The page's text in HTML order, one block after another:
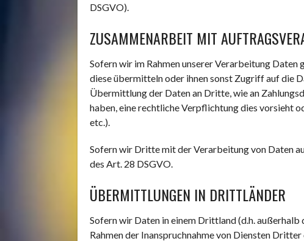
DSGVO).
ZUSAMMENARBEIT MIT
Sofern wir im Rahmen unserer Verarbeitung
diese übermitteln oder ihnen sonst Zugriff auf die
Übermittlung der Daten an Dritte, wie an
haben, eine rechtliche Verpflichtung dies vorsieht
etc.).
Sofern wir Dritte mit der Verarbeitung von Daten
des Art. 28 DSGVO.
ÜBERMITTLUNGEN IN DRITTLÄNDER
Sofern wir Daten in einem Drittland (d.h.
Rahmen der Inanspruchnahme von Diensten